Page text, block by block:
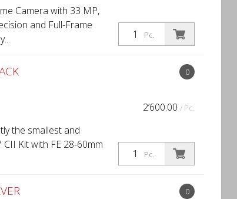
Pc.
Camera with 33 MP,
and Full-Frame
0
2’600.00 / Pc.
Pc.
the smallest and
Kit with FE 28-60mm
0